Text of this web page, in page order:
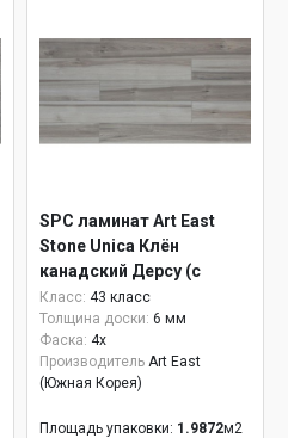
SPC ламинат Art East
Stone Unica Клён
канадский Дерсу (с
подложкой) 6 мм ASU
805
Класс: 43 класс
Толщина доски: 6 мм
Фаска: 4x
Производитель Art East
(Южная Корея)
Площадь упаковки: 1.9872м2